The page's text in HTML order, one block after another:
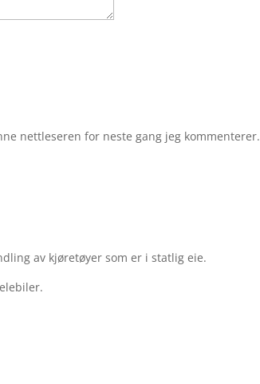
nettleseren for neste gang jeg kommenterer.
av kjøretøyer som er i statlig eie.